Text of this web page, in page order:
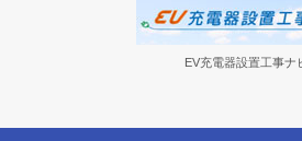
ヤギレンタル